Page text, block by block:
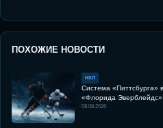
ПОХОЖИЕ НОВОСТИ
НХЛ
Система «Питтсбурга»
«Флорида Эверблейдс»
08.08.2026